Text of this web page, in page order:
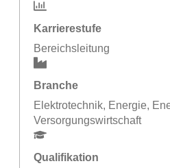
Karrierestufe
Bereichsleitung
Branche
Elektrotechnik, Energie,
Versorgungswirtschaft
Qualifikation